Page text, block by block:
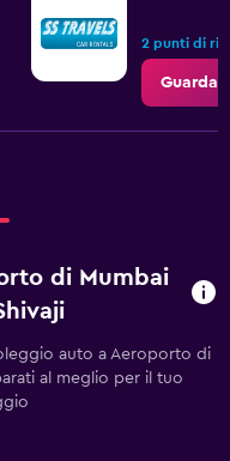
2 punti di
Guarda
di Mumbai
auto a Aeroporto di
al meglio per il tuo